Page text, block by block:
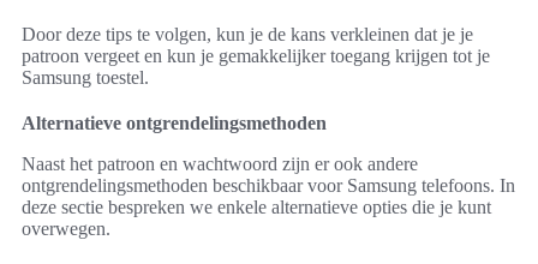
Door deze tips te volgen, kun je de kans verkleinen dat je je
patroon vergeet en kun je gemakkelijker toegang krijgen tot je
Samsung toestel.
Alternatieve ontgrendelingsmethoden
Naast het patroon en wachtwoord zijn er ook andere
ontgrendelingsmethoden beschikbaar voor Samsung telefoons. In
deze sectie bespreken we enkele alternatieve opties die je kunt
overwegen.